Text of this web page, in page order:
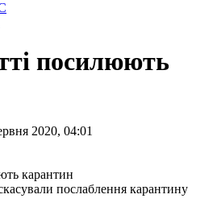
посилюють
2020, 04:01
послаблення карантину